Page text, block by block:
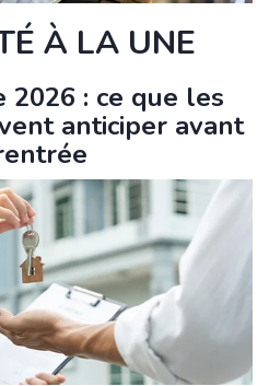
À LA UNE
: ce que les
anticiper avant